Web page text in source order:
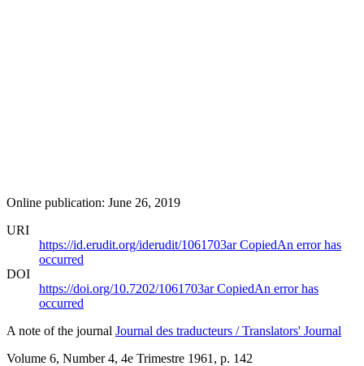
Online publication: June 26, 2019
URI
https://id.erudit.org/iderudit/1061703arCopiedAn error has
occurred
DOI
https://doi.org/10.7202/1061703arCopiedAn error has
occurred
A note of the journal Journal des traducteurs / Translators' Journal
Volume 6, Number 4, 4e Trimestre 1961 , p. 142